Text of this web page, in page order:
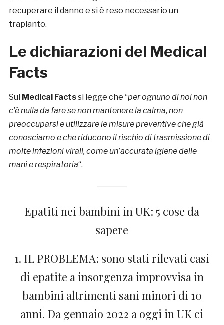
recuperare il danno e si è reso necessario un
trapianto.
Le dichiarazioni del Medical
Facts
Sul Medical Factssi legge che “per ognuno di noi non
c’è nulla da fare se non mantenere la calma, non
preoccuparsi e utilizzare le misure preventive che già
conosciamo e che riducono il rischio di trasmissione di
molte infezioni virali, come un’accurata igiene delle
mani e respiratoria“.
Epatiti nei bambini in UK: 5 cose da
sapere
1. IL PROBLEMA: sono stati rilevati casi
di epatite a insorgenza improvvisa in
bambini altrimenti sani minori di 10
anni. Da gennaio 2022 a oggi in UK ci